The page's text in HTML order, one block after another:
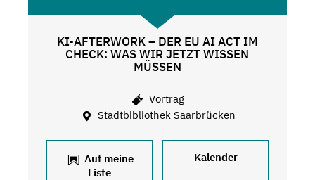
KI-AFTERWORK – DER EU AI ACT IM
CHECK: WAS WIR JETZT WISSEN
MÜSSEN
Vortrag
Stadtbibliothek Saarbrücken
Auf meine
Liste
Kalender